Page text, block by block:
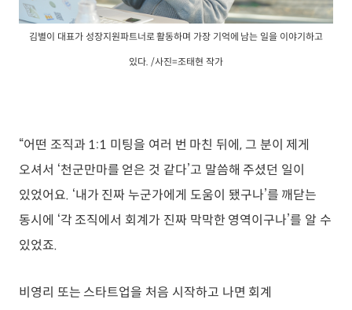
김별이 대표가 성장지원파트너로 활동하며 가장 기억에 남는 일을 이야기하고
있다. /사진=조태현 작가
“어떤 조직과 1:1 미팅을 여러 번 마친 뒤에, 그 분이 제게
오셔서 ‘천군만마를 얻은 것 같다’고 말씀해 주셨던 일이
있었어요. ‘내가 진짜 누군가에게 도움이 됐구나’를 깨닫는
동시에 ‘각 조직에서 회계가 진짜 막막한 영역이구나’를 알 수
있었죠.
비영리 또는 스타트업을 처음 시작하고 나면 회계